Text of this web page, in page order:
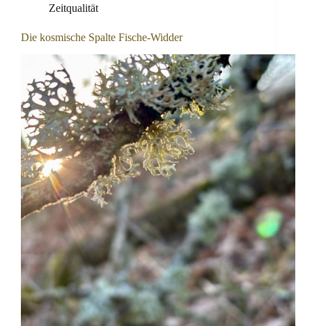
Zeitqualität
Die kosmische Spalte Fische-Widder